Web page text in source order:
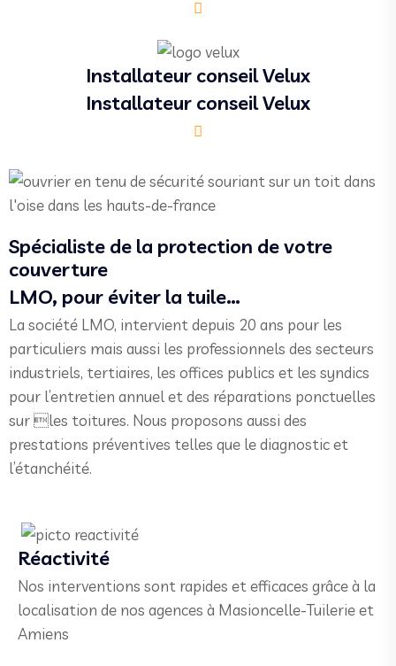
Installateur conseil Velux
Installateur conseil Velux
Spécialiste de la protection de votre
couverture
LMO, pour éviter la tuile…
La société LMO, intervient depuis 20 ans pour les
particuliers mais aussi les professionnels des secteurs
industriels, tertiaires, les offices publics et les syndics
pour l’entretien annuel et des réparations ponctuelles
sur les toitures. Nous proposons aussi des
prestations préventives telles que le diagnostic et
l’étanchéité.
Réactivité
Nos interventions sont rapides et efficaces grâce à la
localisation de nos agences à Masioncelle-Tuilerie et
Amiens